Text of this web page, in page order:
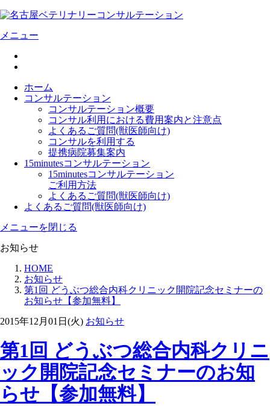
メニュー
ホーム
コンサルテーション
コンサルテーション概要
コンサル利用における費用案内と注意点
よくあるご質問(獣医師向け)
コンサルを利用する
提携病院募集案内
15minutesコンサルテーション
15minutesコンサルテーション
ご利用方法
よくあるご質問(獣医師向け)
よくあるご質問(獣医師向け)
メニューを閉じる
お知らせ
HOME
お知らせ
第1回 どうぶつ総合内科クリニック開院記念セミナーの
お知らせ【参加無料】
2015年12月01日(火) お知らせ
第1回 どうぶつ総合内科クリニ
ック開院記念セミナーのお知
らせ【参加無料】